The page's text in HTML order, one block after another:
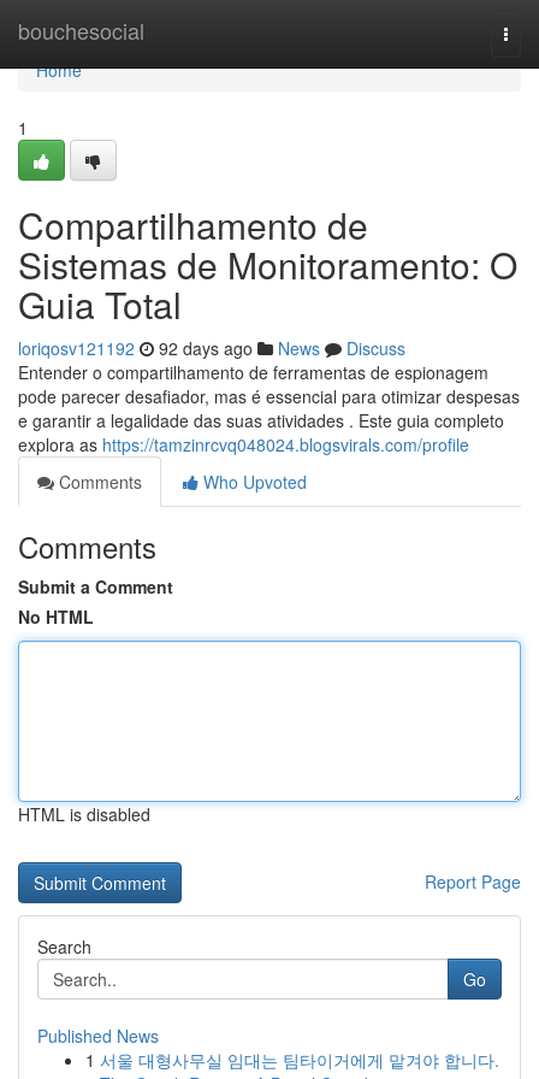
bouchesocial
Home
Home
1
Compartilhamento de
Sistemas de Monitoramento: O
Guia Total
loriqosv121192 92 days ago News
Discuss
Entender o compartilhamento de ferramentas de espionagem
pode parecer desafiador, mas é essencial para otimizar despesas
e garantir a legalidade das suas atividades . Este guia completo
explora as https://tamzinrcvq048024.blogsvirals.com/profile
Comments
Who Upvoted
Comments
Submit a Comment
No HTML
HTML is disabled
Report Page
Search
Go
Published News
1 서울 대형사무실 임대는 팀타이거에게 맡겨야 합니다.